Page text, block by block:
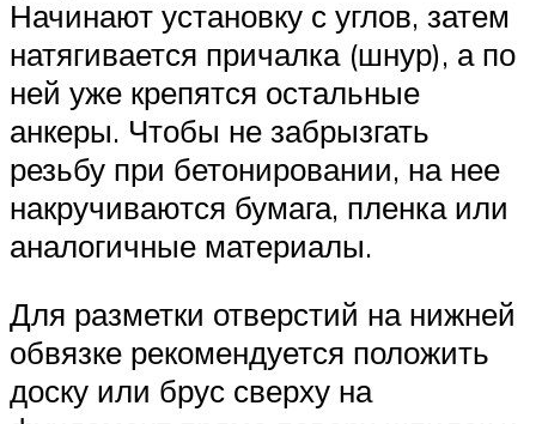
Начинают установку с углов, затем
натягивается причалка (шнур), а по
ней уже крепятся остальные
анкеры. Чтобы не забрызгать
резьбу при бетонировании, на нее
накручиваются бумага, пленка или
аналогичные материалы.
Для разметки отверстий на нижней
обвязке рекомендуется положить
доску или брус сверху на